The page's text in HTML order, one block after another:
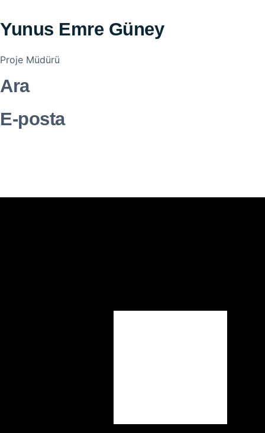
Yunus Emre Güney
Proje Müdürü
Ara
E-posta